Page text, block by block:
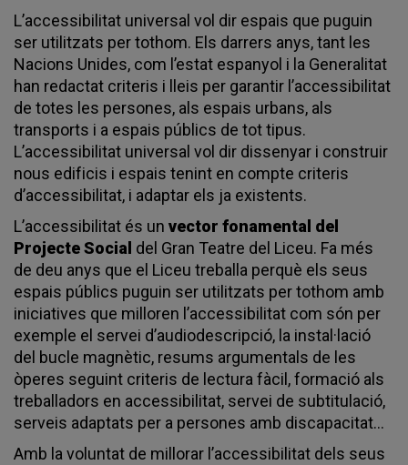
L’accessibilitat universal vol dir espais que puguin
ser utilitzats per tothom. Els darrers anys, tant les
Nacions Unides, com l’estat espanyol i la Generalitat
han redactat criteris i lleis per garantir l’accessibilitat
de totes les persones, als espais urbans, als
transports i a espais públics de tot tipus.
L’accessibilitat universal vol dir dissenyar i construir
nous edificis i espais tenint en compte criteris
d’accessibilitat, i adaptar els ja existents.
L’accessibilitat és un vector fonamental del
Projecte Social del Gran Teatre del Liceu. Fa més
de deu anys que el Liceu treballa perquè els seus
espais públics puguin ser utilitzats per tothom amb
iniciatives que milloren l’accessibilitat com són per
exemple el servei d’audiodescripció, la instal·lació
del bucle magnètic, resums argumentals de les
òperes seguint criteris de lectura fàcil, formació als
treballadors en accessibilitat, servei de subtitulació,
serveis adaptats per a persones amb discapacitat...
Amb la voluntat de millorar l’accessibilitat dels seus